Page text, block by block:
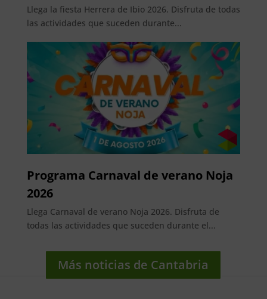
Llega la fiesta Herrera de Ibio 2026. Disfruta de todas
las actividades que suceden durante...
Programa Carnaval de verano Noja
2026
Llega Carnaval de verano Noja 2026. Disfruta de
todas las actividades que suceden durante el...
Más noticias de Cantabria